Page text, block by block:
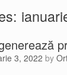
3, 2022 by